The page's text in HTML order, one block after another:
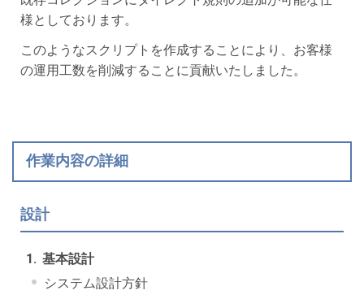
様としております。
このようなスクリプトを作成することにより、お客様
の運用工数を削減することに貢献いたしました。
作業内容の詳細
設計
基本設計
システム設計方針